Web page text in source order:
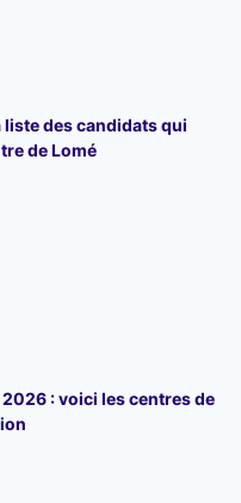
liste des candidats qui
de Lomé
2026 : voici les centres de